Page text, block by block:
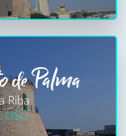
de Palma
Riba
USO